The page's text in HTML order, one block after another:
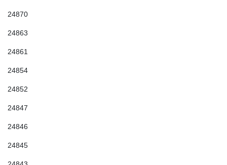
24870
24863
24861
24854
24852
24847
24846
24845